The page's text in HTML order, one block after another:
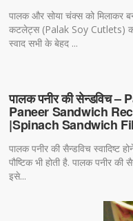
पालक और सोया चंक्स को मिलाकर
कटलेट्स (Palak Soy Cutlets)
स्वाद सभी के बेहद ...
पालक पनीर की सेन्डविच –
Paneer Sandwich
|Spinach Sandwich
पालक पनीर की सैन्डविच स्वादिष्ट
पौष्टिक भी होती है. पालक पनीर की
इसे...